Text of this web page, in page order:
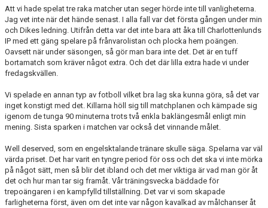
MATCHER
EKEVALLEN IP
DOKUMENT
BILDER
STATISTIK
ÅRSKORT A-LAG 2026
Att vi hade spelat tre raka matcher utan seger hörde inte till vanligheterna.
Jag vet inte när det hände senast. I alla fall var det första gången under min
och Dikes ledning. Utifrån detta var det inte bara att åka till Charlottenlunds
IP med ett gäng spelare på frånvarolistan och plocka hem poängen.
Oavsett när under säsongen, så gör man bara inte det. Det är en tuff
bortamatch som kräver något extra. Och det där lilla extra hade vi under
fredagskvällen.
Vi spelade en annan typ av fotboll vilket bra lag ska kunna göra, så det var
inget konstigt med det. Killarna höll sig till matchplanen och kämpade sig
igenom de tunga 90 minuterna trots två enkla baklängesmål enligt min
mening. Sista sparken i matchen var också det vinnande målet.
Well deserved, som en engelsktalande tränare skulle säga. Spelarna var väl
värda priset. Det har varit en tyngre period för oss och det ska vi inte mörka
på något sätt, men så blir det ibland och det mer viktiga är vad man gör åt
det och hur man tar sig framåt. Vår träningsvecka bäddade för
trepoängaren i en kampfylld tillställning. Det var vi som skapade
farligheterna först, även om det inte var någon kavalkad av målchanser åt